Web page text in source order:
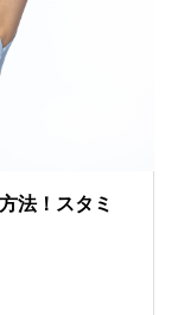
法！スタミ